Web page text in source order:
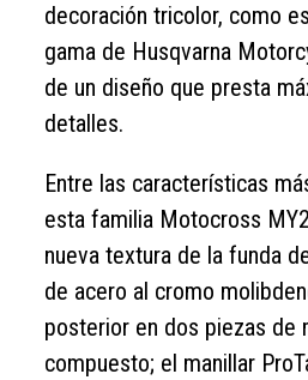
decoración tricolor, como
gama de Husqvarna
de un diseño que presta
detalles.
Entre las características
esta familia Motocross
nueva textura de la funda
de acero al cromo
posterior en dos piezas de
compuesto; el manillar